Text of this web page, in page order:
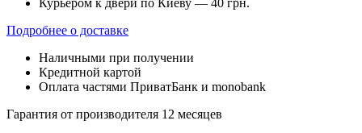
Подробнее о доставке
Наличными при получении
Кредитной картой
Оплата частями ПриватБанк и monobank
Гарантия от производителя 12 месяцев